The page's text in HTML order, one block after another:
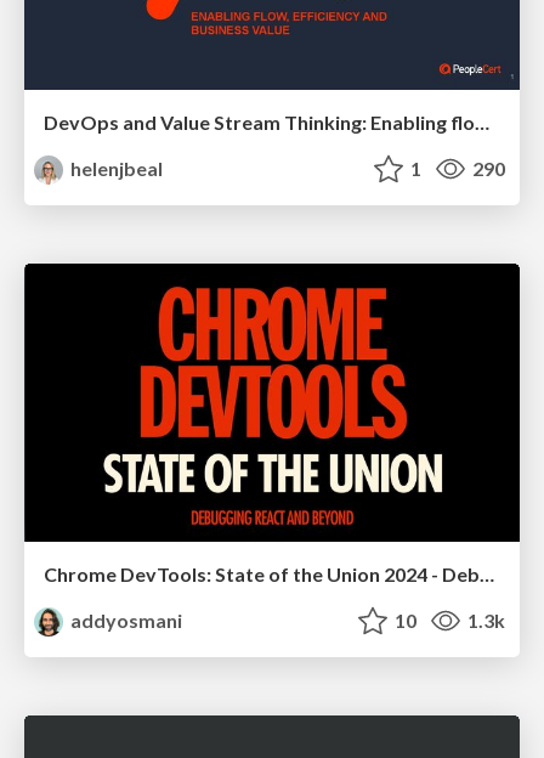
DevOps and Value Stream Thinking: Enabling flow, efficiency and business value
helenjbeal
1 290
Chrome DevTools: State of the Union 2024 - Debugging React & Beyond
addyosmani
10 1.3k